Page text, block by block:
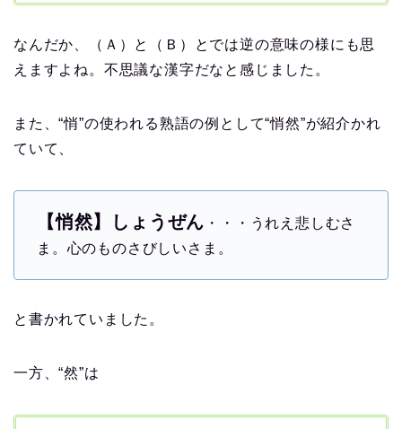
なんだか、（Ａ）と（Ｂ）とでは逆の意味の様にも思
えますよね。不思議な漢字だなと感じました。
また、“悄”の使われる熟語の例として“悄然”が紹介かれ
ていて、
【悄然】しょうぜん ・・・うれえ悲しむさ
ま。心のものさびしいさま。
と書かれていました。
一方、“然”は